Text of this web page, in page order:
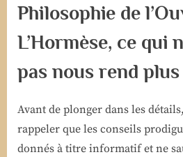
Philosophie de
L’Hormèse, ce qui
pas nous rend
Avant de plonger dans les
rappeler que les conseils
donnés à titre informatif et ne